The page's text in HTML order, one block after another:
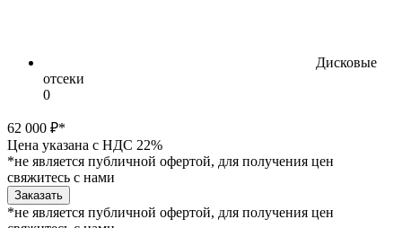
Дисковые
отсеки
0
62 000 ₽*
Цена указана с НДС 22%
*не является публичной офертой, для получения цен
свяжитесь с нами
Заказать
*не является публичной офертой, для получения цен